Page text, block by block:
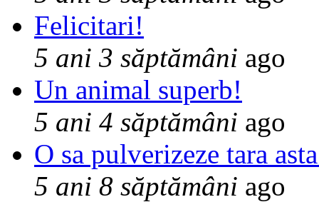
Felicitari!
5 ani 3 săptămâni ago
Un animal superb!
5 ani 4 săptămâni ago
O sa pulverizeze tara
5 ani 8 săptămâni ago